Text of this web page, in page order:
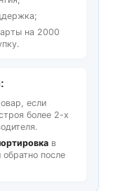
на 2000
если
более 2-х
в
после